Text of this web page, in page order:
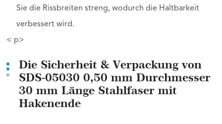
Sie die Rissbreiten streng, wodurch die Haltbarkeit
verbessert wird.
< p>
Die Sicherheit & Verpackung von
SDS-05030 0,50 mm Durchmesser
30 mm Länge Stahlfaser mit
Hakenende